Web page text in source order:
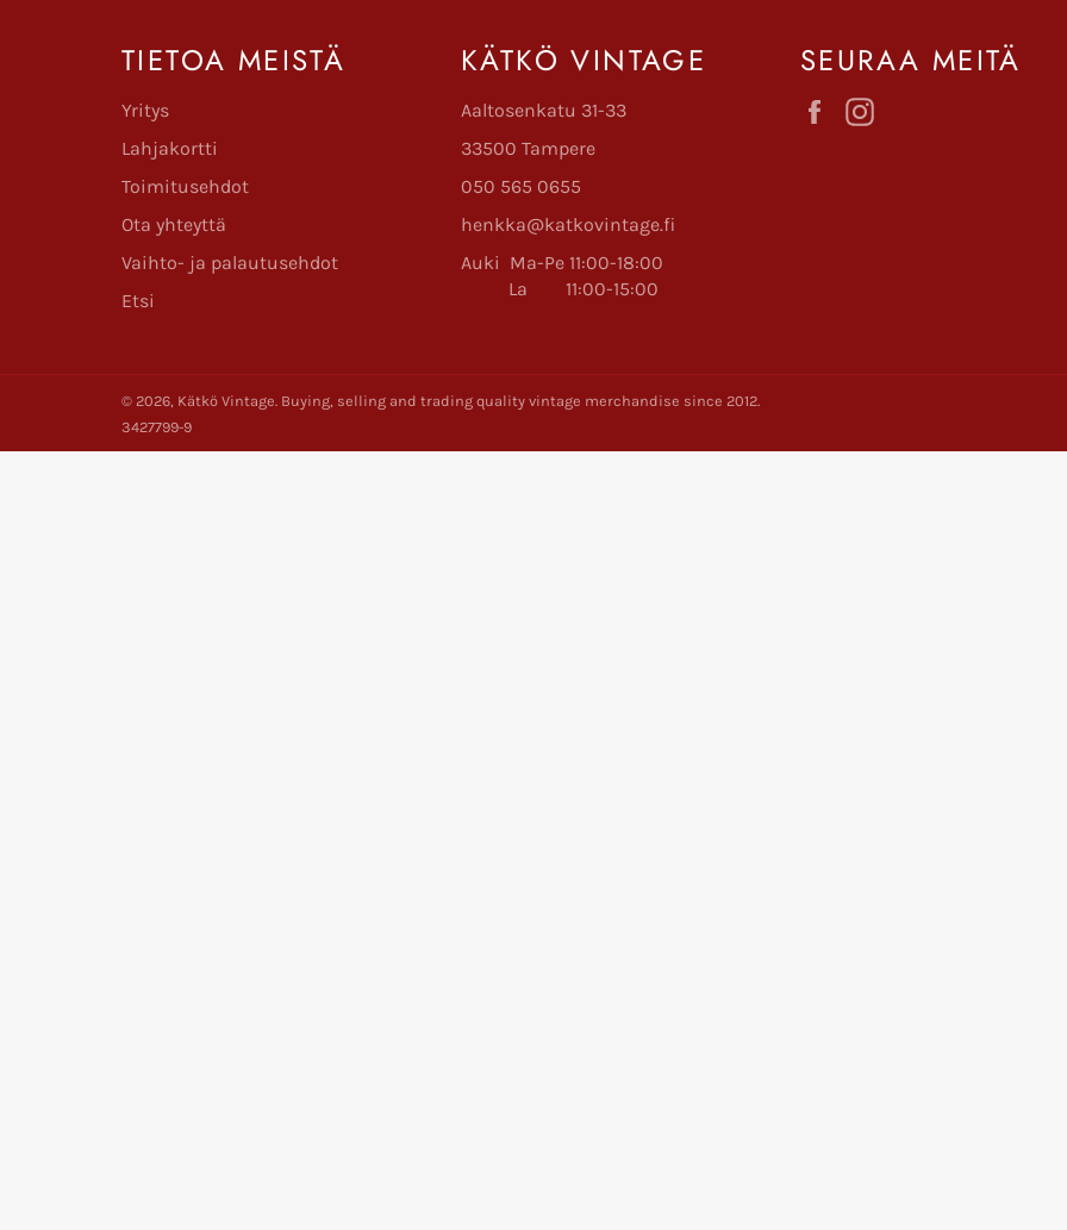
TIETOA MEISTÄ
Yritys
Lahjakortti
Toimitusehdot
Ota yhteyttä
Vaihto- ja palautusehdot
Etsi
KÄTKÖ VINTAGE
Aaltosenkatu 31-33
33500 Tampere
050 565 0655
henkka@katkovintage.fi
Auki Ma-Pe 11:00-18:00
La 11:00-15:00
SEURAA MEITÄ
Facebook
© 2026, Kätkö Vintage. Buying, selling and trading quality vintage merchandise since 2012.
3427799-9